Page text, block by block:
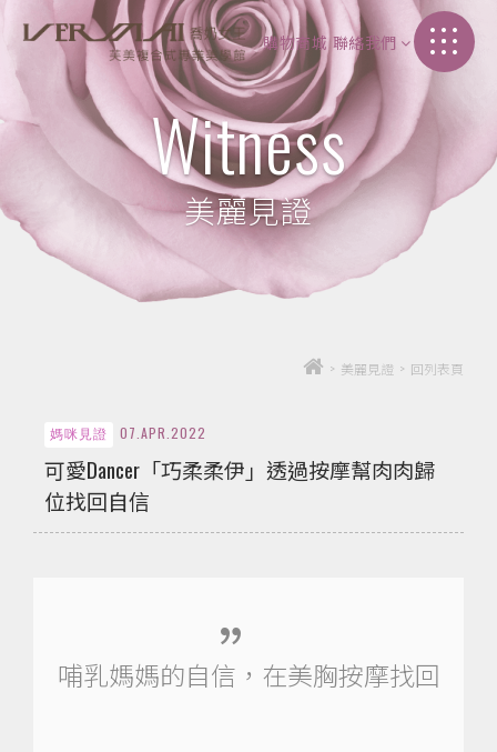
購物商城 聯絡我們
加盟介紹
聯絡我們
Witness
美麗見證
> 美麗見證 > 回列表頁
媽咪見證 07.APR.2022
可愛Dancer「巧柔柔伊」透過按摩幫肉肉歸
位找回自信
哺乳媽媽的自信，在美胸按摩找回